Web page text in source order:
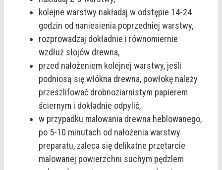
kolejne warstwy nakładaj w odstępie 14-24
godzin od naniesienia poprzedniej warstwy,
rozprowadzaj dokładnie i równomiernie
wzdłuż słojów drewna,
przed nałożeniem kolejnej warstwy, jeśli
podniosą się włókna drewna, powłokę należy
przeszlifować drobnoziarnistym papierem
ściernym i dokładnie odpylić,
w przypadku malowania drewna heblowanego,
po 5-10 minutach od nałożenia warstwy
preparatu, zaleca się delikatne przetarcie
malowanej powierzchni suchym pędzlem